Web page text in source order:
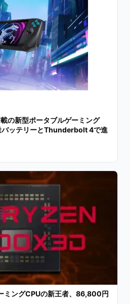
の新型ポータブルゲーミング
ッテリーとThunderbolt 4で進
ミングCPUの新王者、86,800円